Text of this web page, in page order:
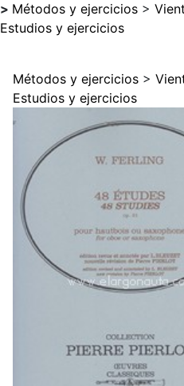
> Métodos y ejercicios >
Estudios y ejercicios
Métodos y ejercicios >
Estudios y ejercicios